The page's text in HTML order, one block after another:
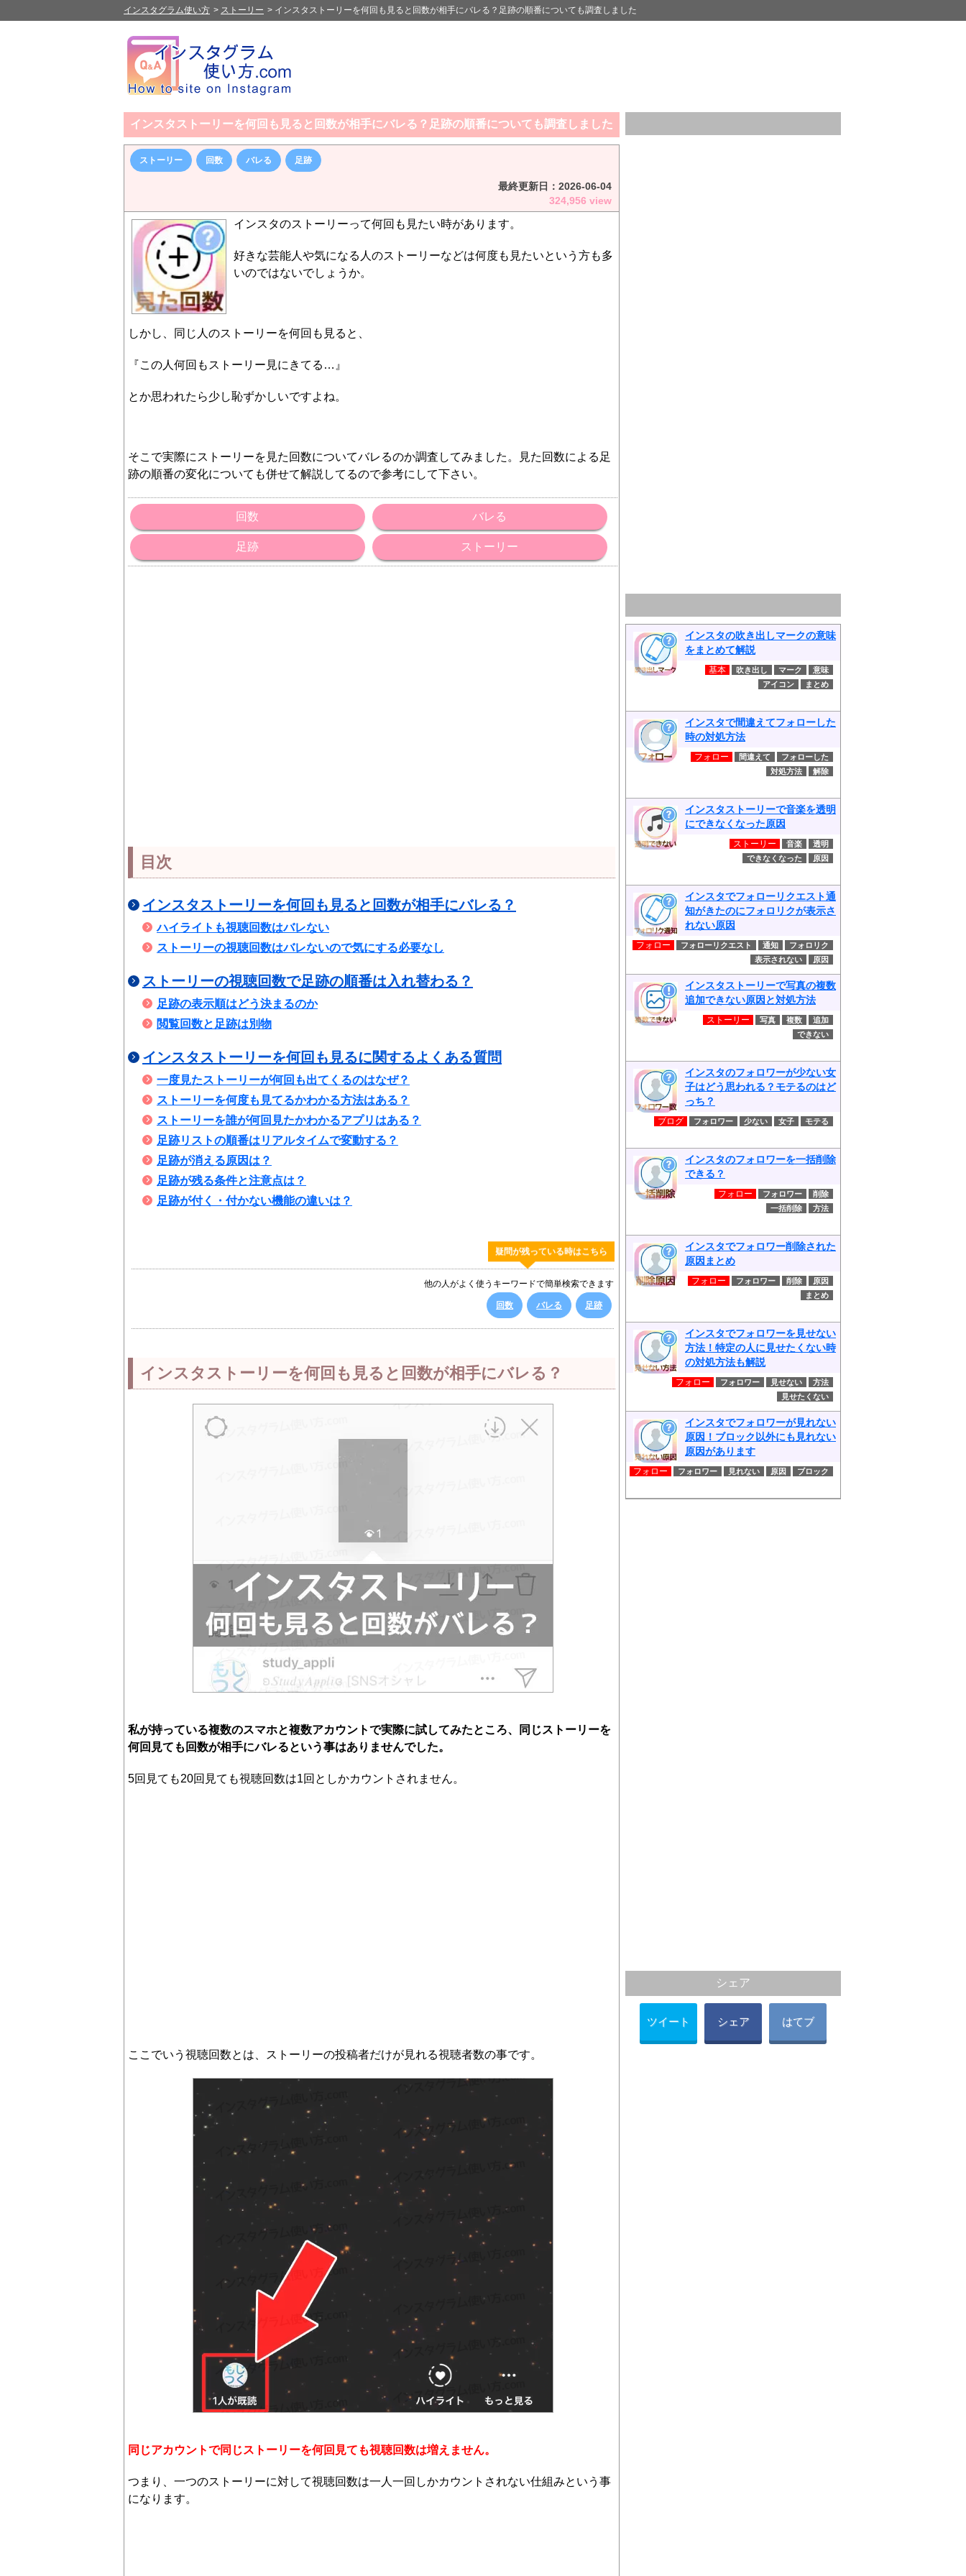
インスタグラム使い方 > ストーリー > インスタストーリーを何回も見ると回数が相手にバレる？足跡の順番についても調査しました
インスタストーリーを何回も見ると回数が相手にバレる？足跡の順番についても調査しました
ストーリー 回数 バレる 足跡
最終更新日： 2026-06-04
324,956 view
インスタのストーリーって何回も見たい時があります。
好きな芸能人や気になる人のストーリーなどは何度も見たいという方も多
いのではないでしょうか。
しかし、同じ人のストーリーを何回も見ると、
『この人何回もストーリー見にきてる…』
とか思われたら少し恥ずかしいですよね。
そこで実際にストーリーを見た回数についてバレるのか調査してみました。見た回数による足
跡の順番の変化についても併せて解説してるので参考にして下さい。
回数 バレる
足跡 ストーリー
目次
インスタストーリーを何回も見ると回数が相手にバレる？
ハイライトも視聴回数はバレない
ストーリーの視聴回数はバレないので気にする必要なし
ストーリーの視聴回数で足跡の順番は入れ替わる？
足跡の表示順はどう決まるのか
閲覧回数と足跡は別物
インスタストーリーを何回も見るに関するよくある質問
一度見たストーリーが何回も出てくるのはなぜ？
ストーリーを何度も見てるかわかる方法はある？
ストーリーを誰が何回見たかわかるアプリはある？
足跡リストの順番はリアルタイムで変動する？
足跡が消える原因は？
足跡が残る条件と注意点は？
足跡が付く・付かない機能の違いは？
疑問が残っている時はこちら
他の人がよく使うキーワードで簡単検索できます
回数 バレる 足跡
インスタストーリーを何回も見ると回数が相手にバレる？
私が持っている複数のスマホと複数アカウントで実際に試してみたところ、同じストーリーを
何回見ても回数が相手にバレるという事はありませんでした。
5回見ても20回見ても視聴回数は1回としかカウントされません。
ここでいう視聴回数とは、ストーリーの投稿者だけが見れる視聴者数の事です。
同じアカウントで同じストーリーを何回見ても視聴回数は増えません。
つまり、一つのストーリーに対して視聴回数は一人一回しかカウントされない仕組みという事
になります。
インスタの吹き出しマークの意味
をまとめて解説
基本 吹き出し マーク
意味
アイコン
まとめ
インスタで間違えてフォローした
時の対処方法
フォロー 間違えて
フォローした
対処方法
解除
インスタストーリーで音楽を透明
にできなくなった原因
ストーリー 音楽
透明
できなくなった
原因
インスタでフォローリクエスト通
知がきたのにフォロリクが表示さ
れない原因
フォロー フォローリクエスト 通知
フォロリク
表示されない
原因
インスタストーリーで写真の複数
追加できない原因と対処方法
ストーリー 写真 複数
追加
できない
インスタのフォロワーが少ない女
子はどう思われる？モテるのはど
っち？
ブログ フォロワー 少ない 女子 モテる
インスタのフォロワーを一括削除
できる？
フォロー フォロワー
削除
一括削除
方法
インスタでフォロワー削除された
原因まとめ
フォロー フォロワー 削除
原因
まとめ
インスタでフォロワーを見せない
方法！特定の人に見せたくない時
の対処方法も解説
フォロー フォロワー 見せない
方法
見せたくない
インスタでフォロワーが見れない
原因！ブロック以外にも見れない
原因があります
フォロー フォロワー 見れない 原因 ブロック
シェア
ツイート シェア はてブ